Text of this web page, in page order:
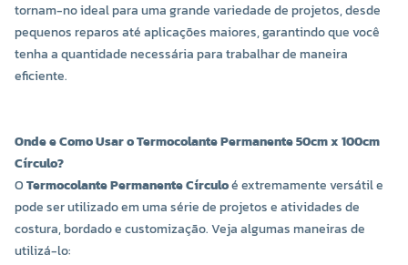
tornam-no ideal para uma grande variedade de projetos, desde
pequenos reparos até aplicações maiores, garantindo que você
tenha a quantidade necessária para trabalhar de maneira
eficiente.
Onde e Como Usar o Termocolante Permanente 50cm x 100cm
Círculo?
OTermocolante Permanente Círculoé extremamente versátil e
pode ser utilizado em uma série de projetos e atividades de
costura, bordado e customização. Veja algumas maneiras de
utilizá-lo: